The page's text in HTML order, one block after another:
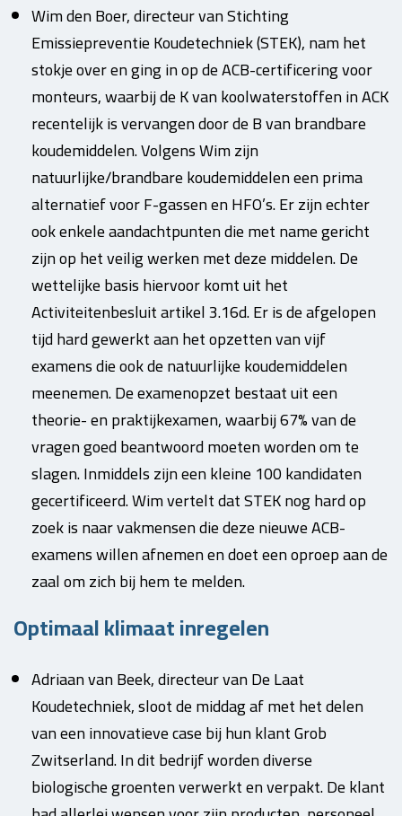
Wim den Boer, directeur van Stichting
Emissiepreventie Koudetechniek (STEK), nam het
stokje over en ging in op de ACB-certificering voor
monteurs, waarbij de K van koolwaterstoffen in ACK
recentelijk is vervangen door de B van brandbare
koudemiddelen. Volgens Wim zijn
natuurlijke/brandbare koudemiddelen een prima
alternatief voor F-gassen en HFO’s. Er zijn echter
ook enkele aandachtpunten die met name gericht
zijn op het veilig werken met deze middelen. De
wettelijke basis hiervoor komt uit het
Activiteitenbesluit artikel 3.16d. Er is de afgelopen
tijd hard gewerkt aan het opzetten van vijf
examens die ook de natuurlijke koudemiddelen
meenemen. De examenopzet bestaat uit een
theorie- en praktijkexamen, waarbij 67% van de
vragen goed beantwoord moeten worden om te
slagen. Inmiddels zijn een kleine 100 kandidaten
gecertificeerd. Wim vertelt dat STEK nog hard op
zoek is naar vakmensen die deze nieuwe ACB-
examens willen afnemen en doet een oproep aan de
zaal om zich bij hem te melden.
Optimaal klimaat inregelen
Adriaan van Beek, directeur van De Laat
Koudetechniek, sloot de middag af met het delen
van een innovatieve case bij hun klant Grob
Zwitserland. In dit bedrijf worden diverse
biologische groenten verwerkt en verpakt. De klant